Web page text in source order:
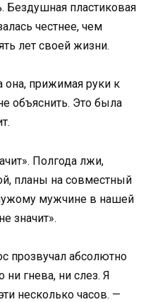
Бездушная пластиковая
честнее, чем
лет своей жизни.
прижимая руки к
объяснить. Это была
Полгода лжи,
планы на совместный
мужчине в нашей
значит».
прозвучал абсолютно
гнева, ни слез. Я
несколько часов. —